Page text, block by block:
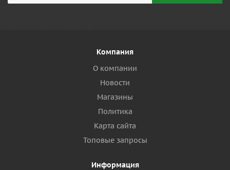
Компания
О компании
Новости
Магазины
Политика
Карта сайта
Топовые запросы
Информация